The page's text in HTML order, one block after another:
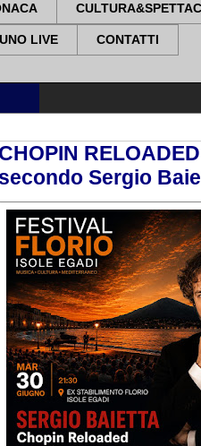
LIVE CONTATTI
CHOPIN
secondo Sergio